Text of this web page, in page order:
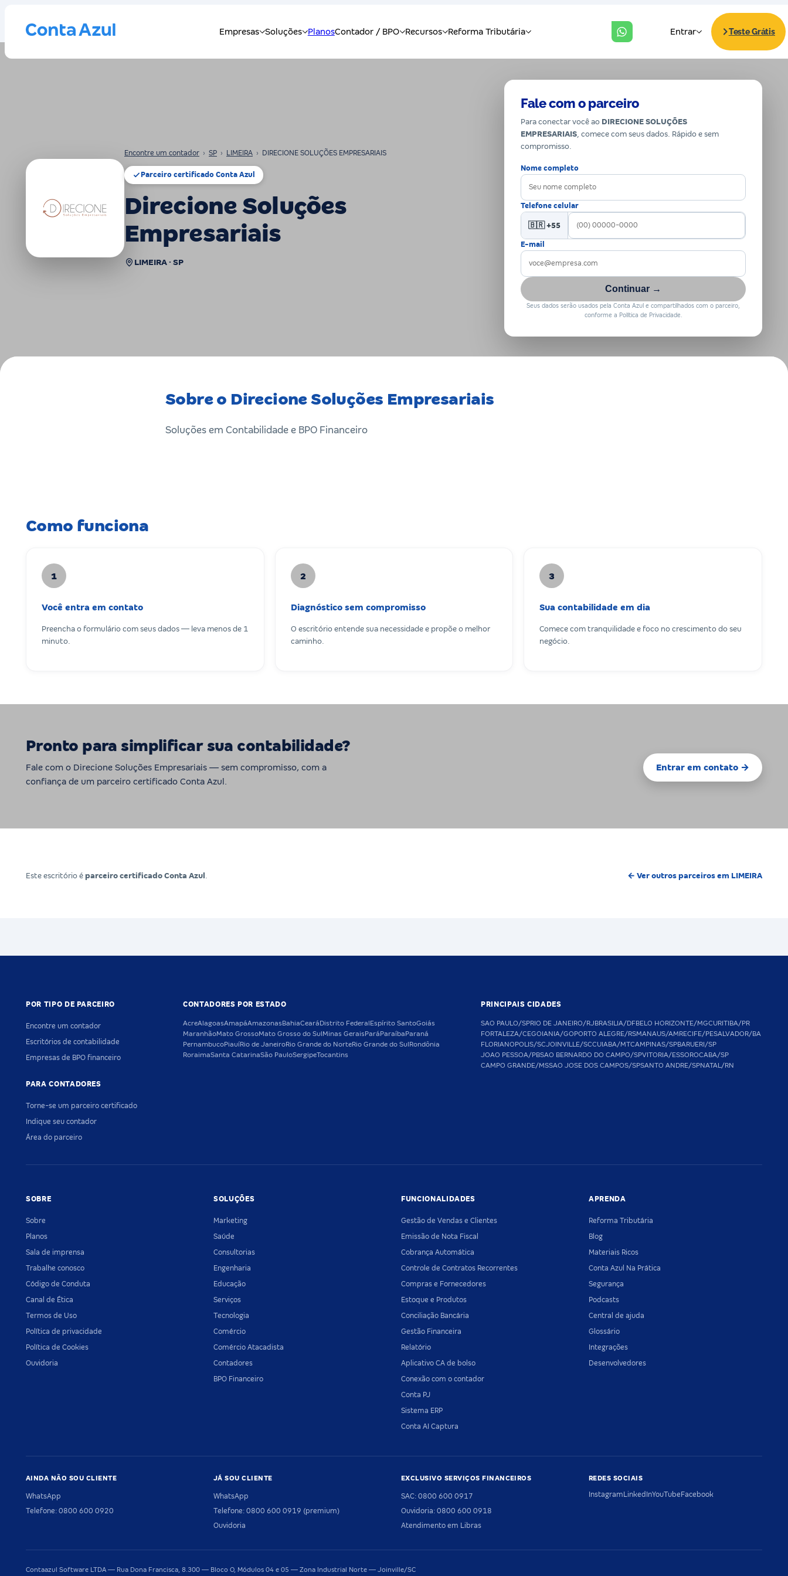
Encontre um contador › SP › LIMEIRA › DIRECIONE SOLUÇÕES EMPRESARIAIS
Parceiro certificado Conta Azul
Direcione Soluções
Empresariais
LIMEIRA · SP
Fale com o parceiro
Para conectar você ao DIRECIONE SOLUÇÕES
EMPRESARIAIS, comece com seus dados. Rápido e sem
compromisso.
Nome completo
Telefone celular
🇧🇷 +55
E-mail
Continuar →
Seus dados serão usados pela Conta Azul e compartilhados com o parceiro,
conforme a Política de Privacidade.
Sobre o Direcione Soluções Empresariais
Soluções em Contabilidade e BPO Financeiro
Como funciona
1
Você entra em contato
Preencha o formulário com seus dados — leva menos de 1
minuto.
2
Diagnóstico sem compromisso
O escritório entende sua necessidade e propõe o melhor
caminho.
3
Sua contabilidade em dia
Comece com tranquilidade e foco no crescimento do seu
negócio.
Pronto para simplificar sua contabilidade?
Fale com o Direcione Soluções Empresariais — sem compromisso, com a
confiança de um parceiro certificado Conta Azul.
Entrar em contato →
Este escritório é parceiro certificado Conta Azul . ← Ver outros parceiros em LIMEIRA
POR TIPO DE PARCEIRO
Encontre um contador
Escritórios de contabilidade
Empresas de BPO financeiro
PARA CONTADORES
Torne-se um parceiro certificado
Indique seu contador
Área do parceiro
CONTADORES POR ESTADO
AcreAlagoasAmapáAmazonasBahiaCearáDistrito FederalEspírito SantoGoiás
MaranhãoMato GrossoMato Grosso do SulMinas GeraisParáParaíbaParaná
PernambucoPiauíRio de JaneiroRio Grande do NorteRio Grande do SulRondônia
RoraimaSanta CatarinaSão PauloSergipeTocantins
PRINCIPAIS CIDADES
SAO PAULO/SPRIO DE JANEIRO/RJBRASILIA/DFBELO HORIZONTE/MGCURITIBA/PR
FORTALEZA/CEGOIANIA/GOPORTO ALEGRE/RSMANAUS/AMRECIFE/PESALVADOR/BA
FLORIANOPOLIS/SCJOINVILLE/SCCUIABA/MTCAMPINAS/SPBARUERI/SP
JOAO PESSOA/PBSAO BERNARDO DO CAMPO/SPVITORIA/ESSOROCABA/SP
CAMPO GRANDE/MSSAO JOSE DOS CAMPOS/SPSANTO ANDRE/SPNATAL/RN
SOBRE
Sobre
Planos
Sala de imprensa
Trabalhe conosco
Código de Conduta
Canal de Ética
Termos de Uso
Política de privacidade
Política de Cookies
Ouvidoria
SOLUÇÕES
Marketing
Saúde
Consultorias
Engenharia
Educação
Serviços
Tecnologia
Comércio
Comércio Atacadista
Contadores
BPO Financeiro
FUNCIONALIDADES
Gestão de Vendas e Clientes
Emissão de Nota Fiscal
Cobrança Automática
Controle de Contratos Recorrentes
Compras e Fornecedores
Estoque e Produtos
Conciliação Bancária
Gestão Financeira
Relatório
Aplicativo CA de bolso
Conexão com o contador
Conta PJ
Sistema ERP
Conta AI Captura
APRENDA
Reforma Tributária
Blog
Materiais Ricos
Conta Azul Na Prática
Segurança
Podcasts
Central de ajuda
Glossário
Integrações
Desenvolvedores
AINDA NÃO SOU CLIENTE
WhatsApp
Telefone: 0800 600 0920
JÁ SOU CLIENTE
WhatsApp
Telefone: 0800 600 0919 (premium)
Ouvidoria
EXCLUSIVO SERVIÇOS FINANCEIROS
SAC: 0800 600 0917
Ouvidoria: 0800 600 0918
Atendimento em Libras
REDES SOCIAIS
InstagramLinkedInYouTubeFacebook
Contaazul Software LTDA — Rua Dona Francisca, 8.300 — Bloco O, Módulos 04 e 05 — Zona Industrial Norte — Joinville/SC